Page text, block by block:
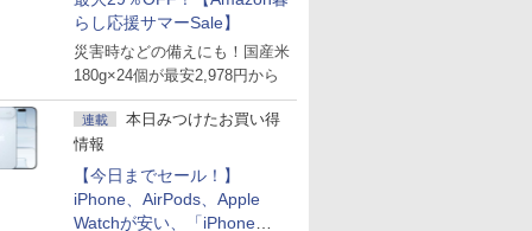
らし応援サマーSale】
災害時などの備えにも！国産米
180g×24個が最安2,978円から
連載
本日みつけたお買い得
情報
【今日までセール！】
iPhone、AirPods、Apple
Watchが安い、「iPhone